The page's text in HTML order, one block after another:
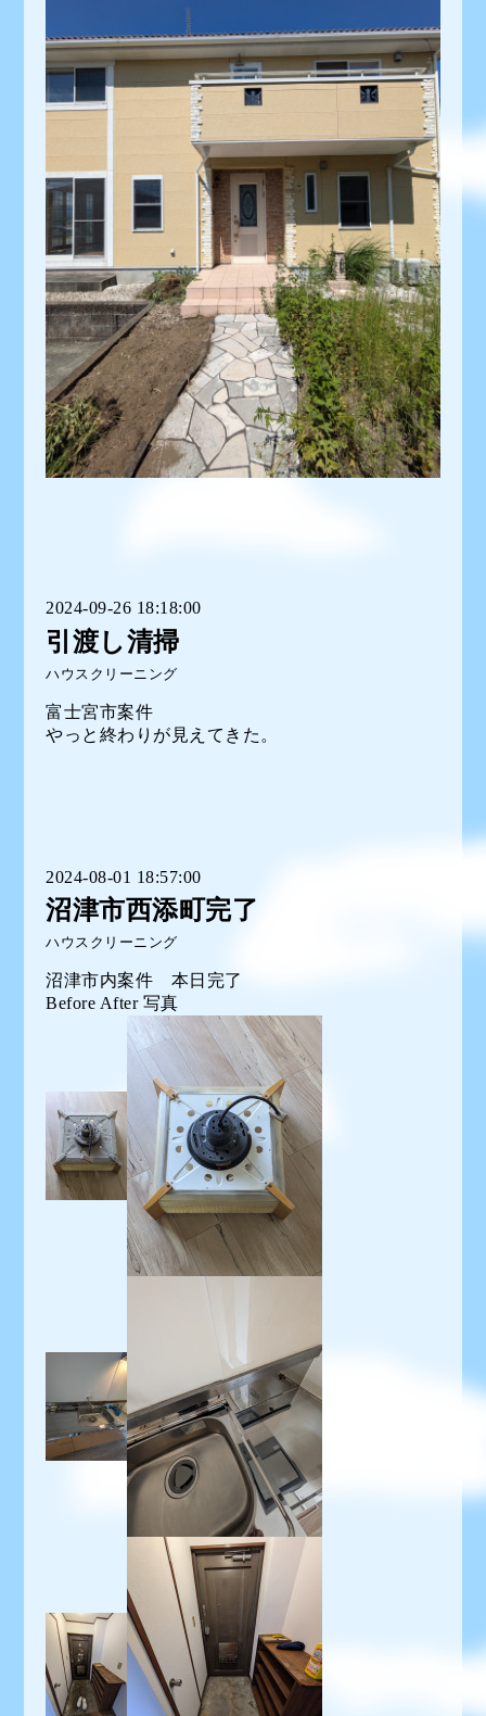
2024-09-26 18:18:00
引渡し清掃
ハウスクリーニング
富士宮市案件
やっと終わりが見えてきた。
2024-08-01 18:57:00
沼津市西添町完了
ハウスクリーニング
沼津市内案件 本日完了
Before After 写真